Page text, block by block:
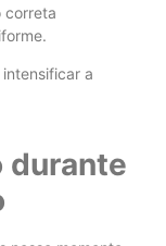
correta
a
durante